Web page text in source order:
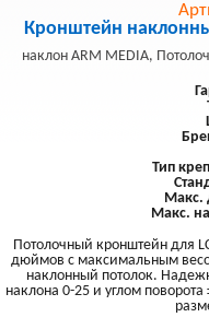
Кронштейн
наклон ARM MEDIA,
Тип
Макс.
Макс.
Потолочный кронштейн для
дюймов с максимальным
наклонный потолок.
наклона 0-25 и углом